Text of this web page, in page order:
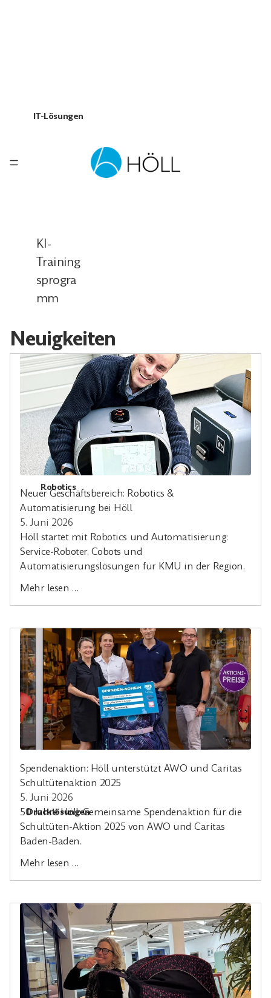
IT-Lösungen
KI-
Training
sprogra
mm
Robotics
Drucklösungen
Neuigkeiten
Neuer Geschäftsbereich: Robotics &
Automatisierung bei Höll
5. Juni 2026
Höll startet mit Robotics und Automatisierung:
Service-Roboter, Cobots und
Automatisierungslösungen für KMU in der Region.
Mehr lesen …
Spendenaktion: Höll unterstützt AWO und Caritas
Schultütenaktion 2025
5. Juni 2026
50 Jahre Höll: Gemeinsame Spendenaktion für die
Schultüten-Aktion 2025 von AWO und Caritas
Baden-Baden.
Mehr lesen …